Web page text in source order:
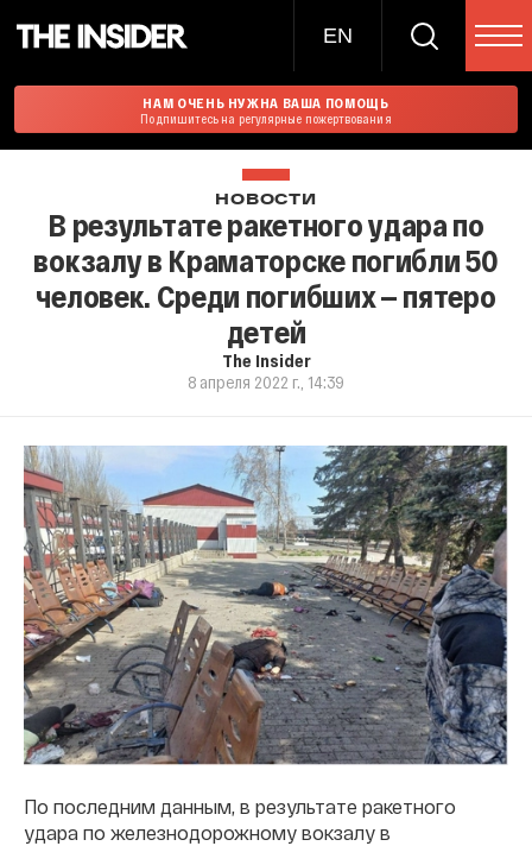
EN
НАМ ОЧЕНЬ НУЖНА ВАША ПОМОЩЬ
Подпишитесь на регулярные пожертвования
НОВОСТИ
В результате ракетного удара по
вокзалу в Краматорске погибли 50
человек. Среди погибших — пятеро
детей
The Insider
8 апреля 2022 г., 14:39
По последним данным, в результате ракетного
удара по железнодорожному вокзалу в